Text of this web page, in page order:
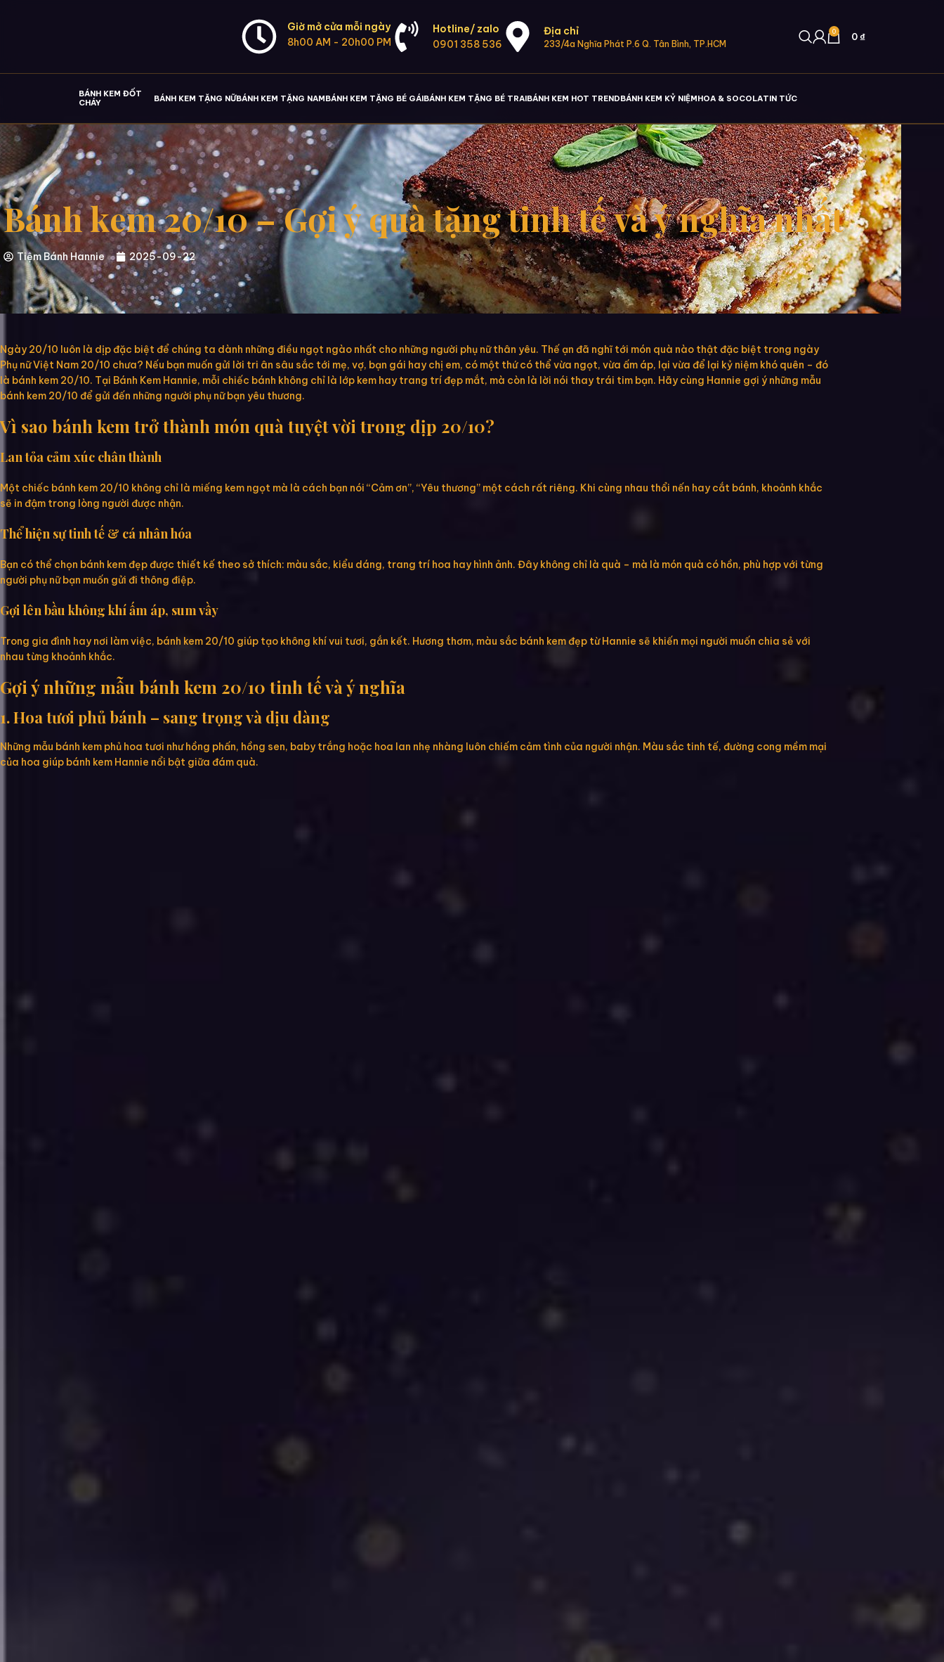
Giờ mở cửa mỗi ngày
8h00 AM - 20h00 PM
Hotline/ zalo
0901 358 536
Địa chỉ
233/4a Nghĩa Phát P.6 Q. Tân Bình, TP.HCM
0 0₫
BÁNH KEM ĐỐT
CHÁY
BÁNH KEM TẶNG NỮBÁNH KEM TẶNG NAMBÁNH KEM TẶNG BÉ GÁIBÁNH KEM TẶNG BÉ TRAIBÁNH KEM HOT TRENDBÁNH KEM KỶ NIỆMHOA & SOCOLATIN TỨC
Bánh kem 20/10 – Gợi ý quà tặng tinh tế và ý nghĩa nhất
Tiệm Bánh Hannie 2025-09-22
Ngày 20/10 luôn là dịp đặc biệt để chúng ta dành những điều ngọt ngào nhất cho những người phụ nữ thân yêu. Thế ạn đã nghĩ tới món quà nào thật đặc biệt trong ngày
Phụ nữ Việt Nam 20/10 chưa? Nếu bạn muốn gửi lời tri ân sâu sắc tới mẹ, vợ, bạn gái hay chị em, có một thứ có thể vừa ngọt, vừa ấm áp, lại vừa để lại kỷ niệm khó quên – đó
là bánh kem 20/10. Tại Bánh Kem Hannie, mỗi chiếc bánh không chỉ là lớp kem hay trang trí đẹp mắt, mà còn là lời nói thay trái tim bạn. Hãy cùng Hannie gợi ý những mẫu
bánh kem 20/10 để gửi đến những người phụ nữ bạn yêu thương.
Vì sao bánh kem trở thành món quà tuyệt vời trong dịp 20/10?
Lan tỏa cảm xúc chân thành
Một chiếc bánh kem 20/10 không chỉ là miếng kem ngọt mà là cách bạn nói “Cảm ơn”, “Yêu thương” một cách rất riêng. Khi cùng nhau thổi nến hay cắt bánh, khoảnh khắc
sẽ in đậm trong lòng người được nhận.
Thể hiện sự tinh tế & cá nhân hóa
Bạn có thể chọn bánh kem đẹp được thiết kế theo sở thích: màu sắc, kiểu dáng, trang trí hoa hay hình ảnh. Đây không chỉ là quà – mà là món quà có hồn, phù hợp với từng
người phụ nữ bạn muốn gửi đi thông điệp.
Gợi lên bầu không khí ấm áp, sum vầy
Trong gia đình hay nơi làm việc, bánh kem 20/10 giúp tạo không khí vui tươi, gắn kết. Hương thơm, màu sắc bánh kem đẹp từ Hannie sẽ khiến mọi người muốn chia sẻ với
nhau từng khoảnh khắc.
Gợi ý những mẫu bánh kem 20/10 tinh tế và ý nghĩa
1. Hoa tươi phủ bánh – sang trọng và dịu dàng
Những mẫu bánh kem phủ hoa tươi như hồng phấn, hồng sen, baby trắng hoặc hoa lan nhẹ nhàng luôn chiếm cảm tình của người nhận. Màu sắc tinh tế, đường cong mềm mại
của hoa giúp bánh kem Hannie nổi bật giữa đám quà.